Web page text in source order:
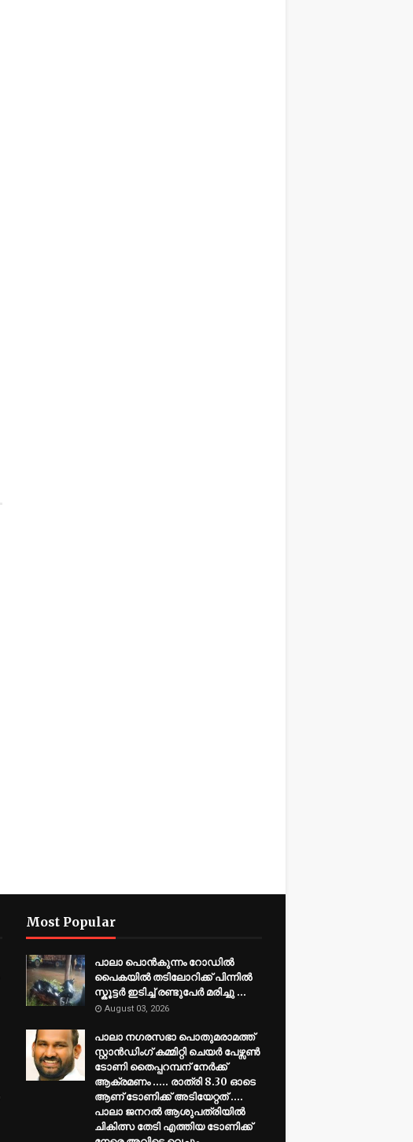
Most Popular
പാലാ പൊൻകുന്നം റോഡിൽ
പൈകയിൽ തടിലോറിക്ക് പിന്നിൽ
സ്കൂട്ടർ ഇടിച്ച് രണ്ടുപേർ മരിച്ചു ...
August 03, 2026
പാലാ നഗരസഭാ പൊതുമരാമത്ത്
സ്റ്റാൻഡിംഗ് കമ്മിറ്റി ചെയർ പേഴ്സൺ
ടോണി തൈപ്പറമ്പന് നേർക്ക്
ആക്രമണം ..... രാത്രി 8.30 ഓടെ
ആണ് ടോണിക്ക് അടിയേറ്റത് ....
പാലാ ജനറൽ ആശുപത്രിയിൽ
ചികിത്സ തേടി എത്തിയ ടോണിക്ക്